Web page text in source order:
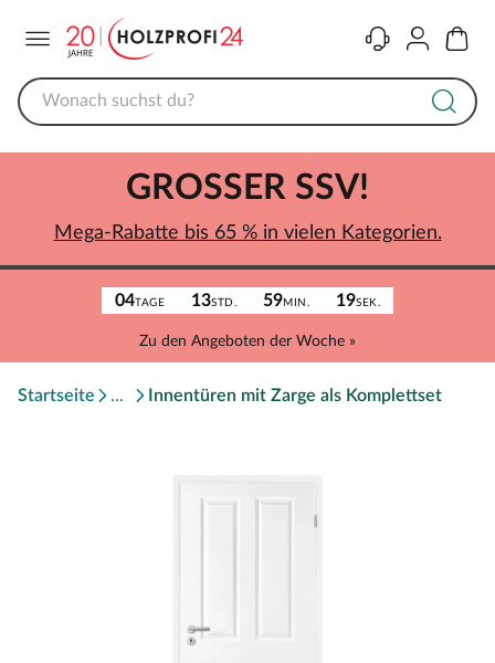
KontaktKonto
04TAGE 13STD. 59MIN. 19SEK.
Zu den Angeboten der Woche »
GROSSER SSV!
Mega-Rabatte bis 65 % in vielen Kategorien.
Startseite Innentüren mit Zarge als Komplettset